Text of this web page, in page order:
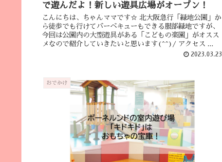
で遊んだよ！新しい遊具広場がオープン！
こんにちは、ちゃんママです☆ 北大阪急行「緑地公園」か
ら徒歩でも行けてバーベキューもできる服部緑地ですが、
今回は公園内の大型遊具がある「こどもの楽園」がオスス
メなので紹介していきたいと思います(^^)/ アクセス ...
2023.03.23
おでかけ